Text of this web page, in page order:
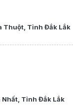
Thuột, Tỉnh Đắk Lắk
Nhất, Tỉnh Đắk Lắk